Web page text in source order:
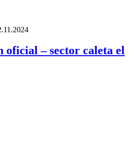
oficial – sector caleta el